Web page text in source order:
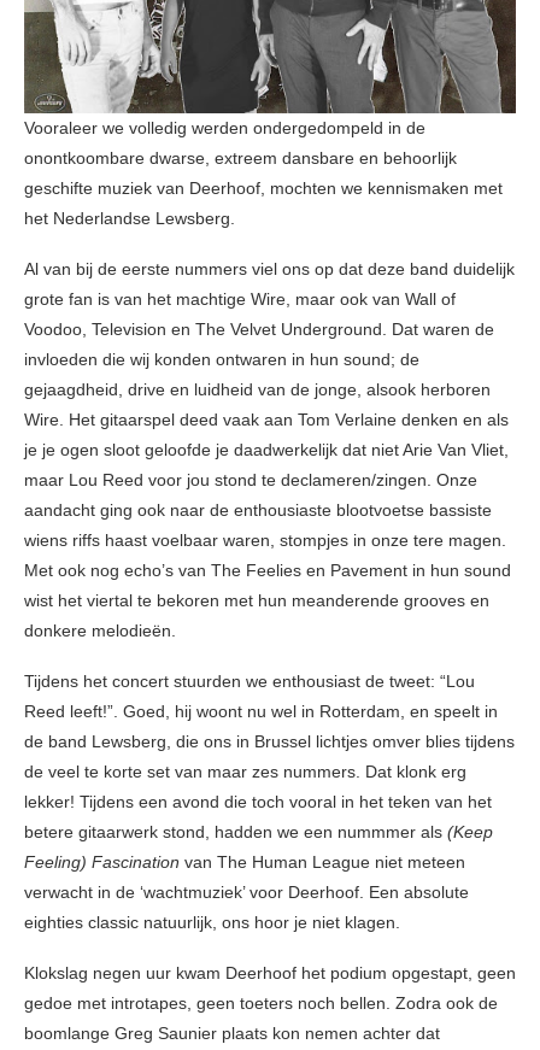
Vooraleer we volledig werden ondergedompeld in de
onontkoombare dwarse, extreem dansbare en behoorlijk
geschifte muziek van Deerhoof, mochten we kennismaken met
het Nederlandse Lewsberg.
Al van bij de eerste nummers viel ons op dat deze band duidelijk
grote fan is van het machtige Wire, maar ook van Wall of
Voodoo, Television en The Velvet Underground. Dat waren de
invloeden die wij konden ontwaren in hun sound; de
gejaagdheid, drive en luidheid van de jonge, alsook herboren
Wire. Het gitaarspel deed vaak aan Tom Verlaine denken en als
je je ogen sloot geloofde je daadwerkelijk dat niet Arie Van Vliet,
maar Lou Reed voor jou stond te declameren/zingen. Onze
aandacht ging ook naar de enthousiaste blootvoetse bassiste
wiens riffs haast voelbaar waren, stompjes in onze tere magen.
Met ook nog echo’s van The Feelies en Pavement in hun sound
wist het viertal te bekoren met hun meanderende grooves en
donkere melodieën.
Tijdens het concert stuurden we enthousiast de tweet: “Lou
Reed leeft!”. Goed, hij woont nu wel in Rotterdam, en speelt in
de band Lewsberg, die ons in Brussel lichtjes omver blies tijdens
de veel te korte set van maar zes nummers. Dat klonk erg
lekker! Tijdens een avond die toch vooral in het teken van het
betere gitaarwerk stond, hadden we een nummmer als (Keep
Feeling) Fascination van The Human League niet meteen
verwacht in de ‘wachtmuziek’ voor Deerhoof. Een absolute
eighties classic natuurlijk, ons hoor je niet klagen.
Klokslag negen uur kwam Deerhoof het podium opgestapt, geen
gedoe met introtapes, geen toeters noch bellen. Zodra ook de
boomlange Greg Saunier plaats kon nemen achter dat